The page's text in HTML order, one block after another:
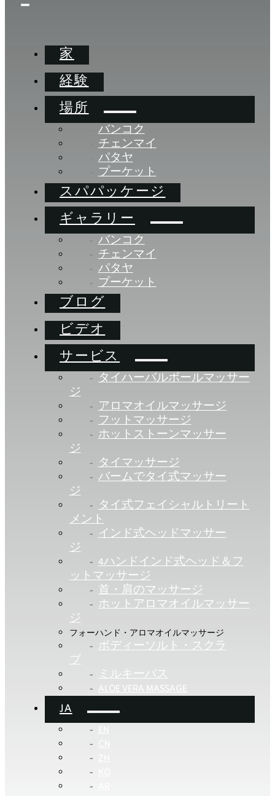
家
経験
場所
バンコク
チェンマイ
パタヤ
プーケット
スパパッケージ
ギャラリー
バンコク
チェンマイ
パタヤ
プーケット
ブログ
ビデオ
サービス
タイハーバルボールマッサー
ジ
アロマオイルマッサージ
フットマッサージ
ホットストーンマッサー
ジ
タイマッサージ
バームでタイ式マッサー
ジ
タイ式フェイシャルトリート
メント
インド式ヘッドマッサー
ジ
4ハンドインド式ヘッド＆フ
ットマッサージ
首・肩のマッサージ
ホットアロマオイルマッサー
ジ
フォーハンド・アロマオイルマッサージ
ボディーソルト・スクラ
ブ
ミルキーバス
ALOE VERA MASSAGE
JA